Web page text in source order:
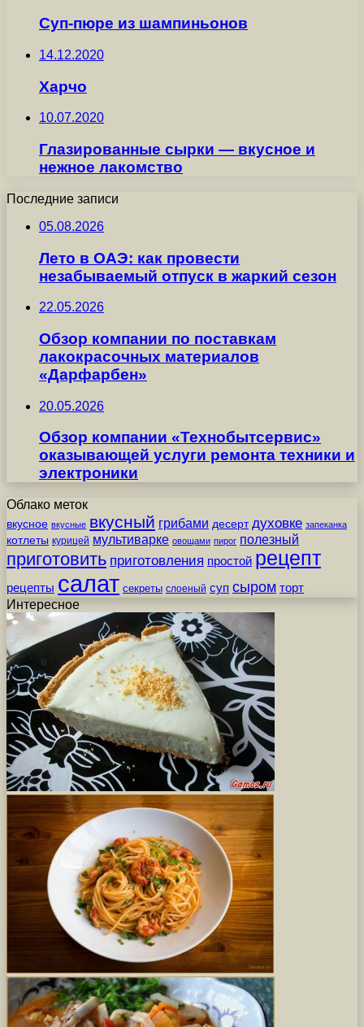
Суп-пюре из шампиньонов
14.12.2020
Харчо
10.07.2020
Глазированные сырки — вкусное и
нежное лакомство
Последние записи
05.08.2026
Лето в ОАЭ: как провести
незабываемый отпуск в жаркий сезон
22.05.2026
Обзор компании по поставкам
лакокрасочных материалов
«Дарфарбен»
20.05.2026
Обзор компании «Технобытсервис»
оказывающей услуги ремонта техники и
электроники
Облако меток
вкусное вкусные вкусный грибами десерт духовке запеканка
котлеты курицей мультиварке овощами пирог полезный
приготовить приготовления простой рецепт
рецепты салат секреты слоеный суп сыром торт
Интересное